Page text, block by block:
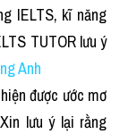
IELTS, kĩ năng
mềm, các hoạt động xã hội. >> IELTS TUTOR lưu ý
Anh
được ước mơ
lưu ý lại rằng